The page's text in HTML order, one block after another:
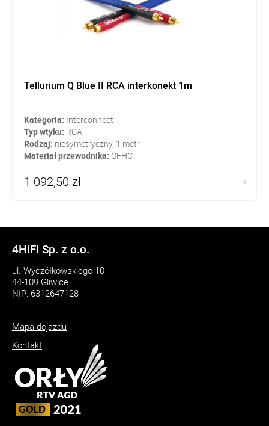
Tellurium Q Blue II RCA interkonekt 1m
Kategoria: Interconnect
Typ wtyku: RCA
Rodzaj: niesymetryczny, 1 metr
Materiał przewodnika: OFHC
1 092,50 zł
4HiFi Sp. z o.o.
ul. Wyczółkowskiego 10
44-109 Gliwice
NIP: 6312647128
Mapa dojazdu
Kontakt